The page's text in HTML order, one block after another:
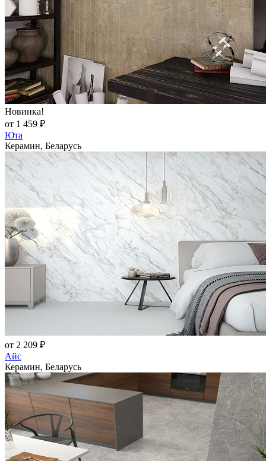
Новинка!
от 1 459 ₽
Юта
Керамин, Беларусь
от 2 209 ₽
Айс
Керамин, Беларусь